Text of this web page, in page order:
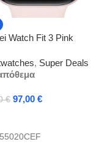
Watch Fit 3 Pink
, Super Deals
€ 97,00 €
55020CEF